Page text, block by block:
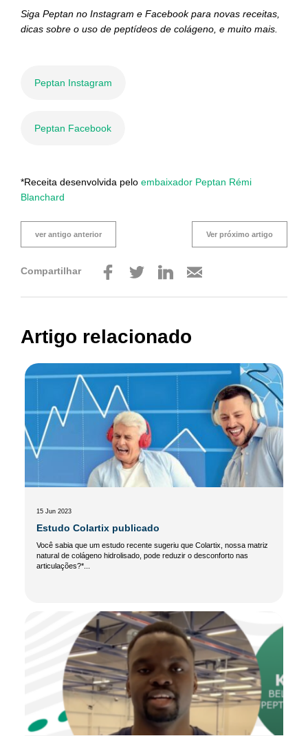
Siga Peptan no Instagram e Facebook para novas receitas,
dicas sobre o uso de peptídeos de colágeno, e muito mais.
Peptan Instagram
Peptan Facebook
*Receita desenvolvida pelo embaixador Peptan Rémi
Blanchard
ver antigo anterior Ver próximo artigo
Compartilhar
Artigo relacionado
15 Jun 2023
Estudo Colartix publicado
Você sabia que um estudo recente sugeriu que Colartix, nossa matriz
natural de colágeno hidrolisado, pode reduzir o desconforto nas
articulações?*...